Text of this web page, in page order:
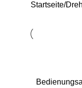
Startseite